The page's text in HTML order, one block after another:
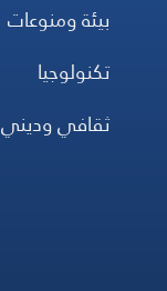
بيئة ومنوعات
تكنولوجيا
ثقافي وديني